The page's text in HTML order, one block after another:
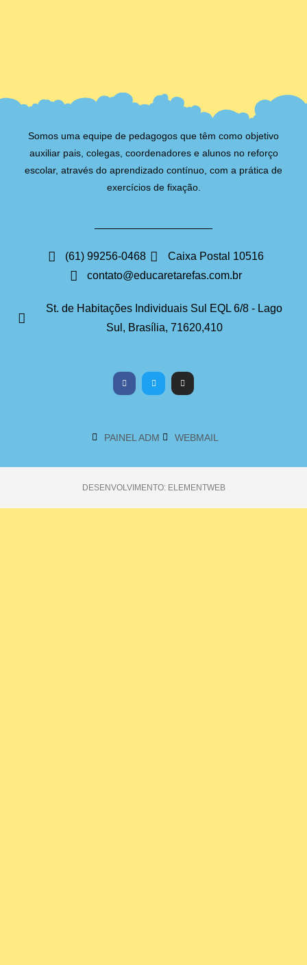
Somos uma equipe de pedagogos que têm como objetivo
auxiliar pais, colegas, coordenadores e alunos no reforço
escolar, através do aprendizado contínuo, com a prática de
exercícios de fixação.
(61) 99256-0468
Caixa Postal 10516
contato@educaretarefas.com.br
St. de Habitações Individuais Sul EQL 6/8 - Lago
Sul, Brasília, 71620,410
PAINEL ADM WEBMAIL
DESENVOLVIMENTO: ELEMENTWEB